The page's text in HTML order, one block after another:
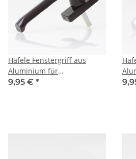
Häfele Fenstergriff aus
Aluminium für
Drehkippfenster 127x56mm
9,95 € *